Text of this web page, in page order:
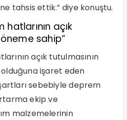
tahsis ettik.” diye konuştu.
hatlarının açık
sahip”
açık tutulmasının
işaret eden
sebebiyle deprem
ekip ve
malzemelerinin